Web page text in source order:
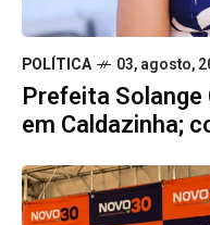
POLÍTICA 03, agosto,
Prefeita
em Caldazinha;